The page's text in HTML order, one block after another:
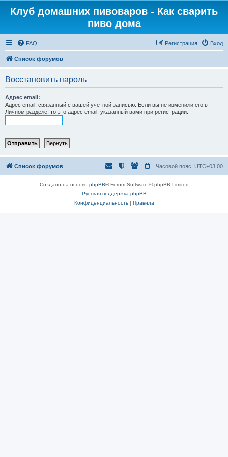
Клуб домашних пивоваров - Как cварить
пиво дома
FAQ Вход
Регистрация
Список форумов
Восстановить пароль
Адрес email:
Адрес email, связанный с вашей учётной записью. Если вы не изменили его в
Личном разделе, то это адрес email, указанный вами при регистрации.
Список форумов Часовой пояс: UTC+03:00
Создано на основе phpBB® Forum Software © phpBB Limited
Русская поддержка phpBB
Конфиденциальность| Правила